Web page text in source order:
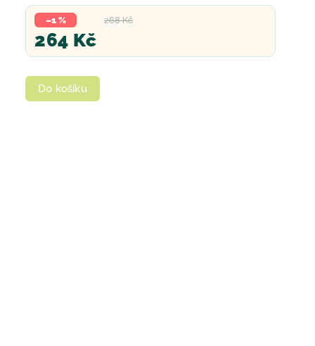
268 Kč
–1 %
264 Kč
Do košíku